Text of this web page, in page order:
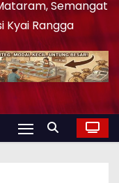
Semangat
Kyai Rangga